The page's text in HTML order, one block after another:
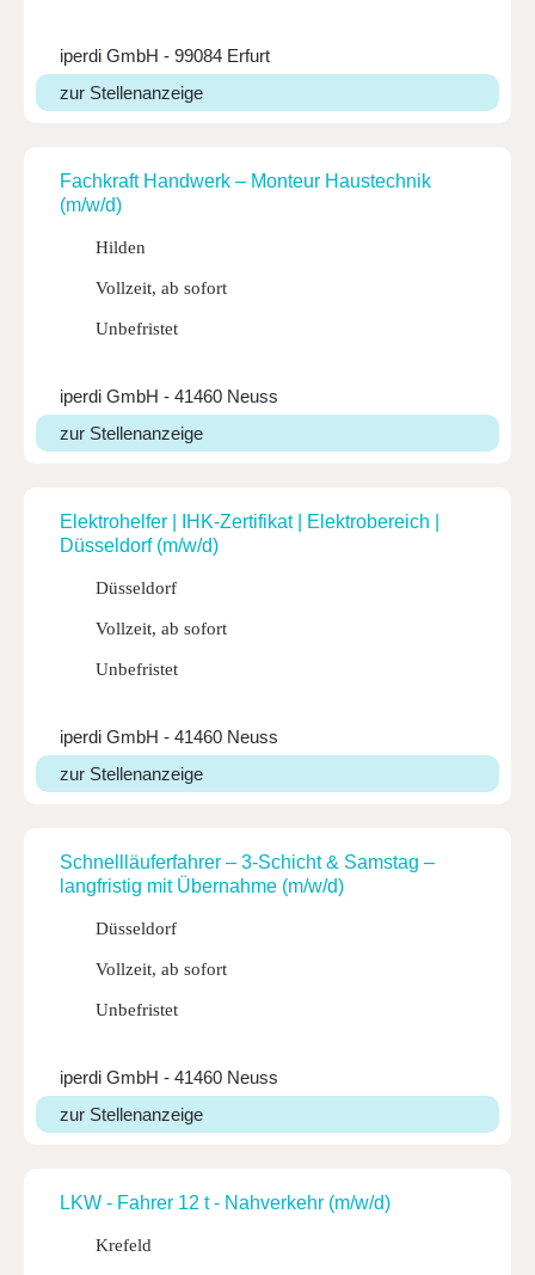
iperdi GmbH - 99084 Erfurt
zur Stellenanzeige
Fach­kraft Hand­werk – Monteur Haus­technik
(m/w/d)
Hilden
Vollzeit, ab sofort
Unbefristet
iperdi GmbH - 41460 Neuss
zur Stellenanzeige
Elek­tro­helfer | IHK-Zer­ti­fikat | Elek­tro­be­reich |
Düssel­dorf (m/w/d)
Düsseldorf
Vollzeit, ab sofort
Unbefristet
iperdi GmbH - 41460 Neuss
zur Stellenanzeige
Schnell­läu­fer­fahrer – 3-Schicht & Samstag –
lang­fristig mit Über­nahme (m/w/d)
Düsseldorf
Vollzeit, ab sofort
Unbefristet
iperdi GmbH - 41460 Neuss
zur Stellenanzeige
LKW - Fahrer 12 t - Nahver­kehr (m/w/d)
Krefeld